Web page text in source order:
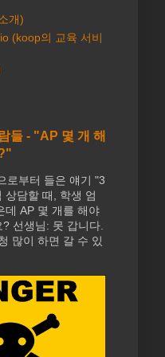
개)
(koop의 교육 서비
들 - "AP 몇 개 해
로부터 들은 얘기 "3
상담할 때, 학생 엄
데 AP 몇 개를 해야
선생님: 못 갑니다.
많이 하면 갈 수 있